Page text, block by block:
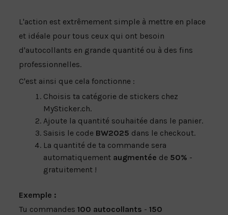
L'action est extrêmement simple à mettre en place
et idéale pour tous ceux qui ont besoin
d'autocollants en grande quantité ou à des fins
professionnelles.
C'est ainsi que cela fonctionne :
Choisis ta catégorie de stickers chez
MySticker.ch.
Ajoute la quantité souhaitée dans le panier.
Saisis le code BW2025 dans le checkout.
La quantité de ta commande sera
automatiquement augmentée de 50% -
gratuitement !
Exemple :
Tu commandes100 autocollants -150